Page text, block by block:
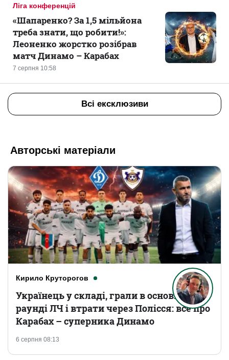
Ліга конференцій
7 серпня 10:58
«Шапаренко? За 1,5 мільйона
треба знати, що робити!»:
Леоненко жорстко розібрав
матч Динамо – Карабах
Всі ексклюзиви
Авторські матеріали
Кирило Круторогов
6 серпня 08:13
Українець у складі, грали в основному
раунді ЛЧ і втрати через Полісся: все про
Карабах – суперника Динамо